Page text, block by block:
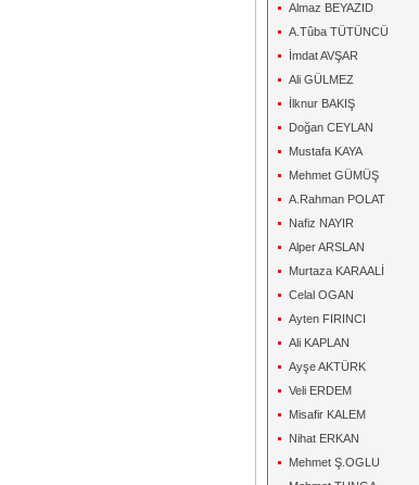
Almaz BEYAZID
A.Tûba TÜTÜNCÜ
İmdat AVŞAR
Ali GÜLMEZ
İlknur BAKIŞ
Doğan CEYLAN
Mustafa KAYA
Mehmet GÜMÜŞ
A.Rahman POLAT
Nafiz NAYIR
Alper ARSLAN
Murtaza KARAALİ
Celal OGAN
Ayten FIRINCI
Ali KAPLAN
Ayşe AKTÜRK
Veli ERDEM
Misafir KALEM
Nihat ERKAN
Mehmet Ş.OGLU